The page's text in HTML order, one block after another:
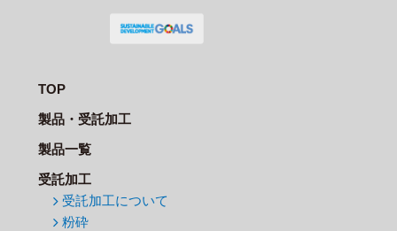
TOP
製品・受託加工
製品一覧
受託加工
受託加工について
粉砕